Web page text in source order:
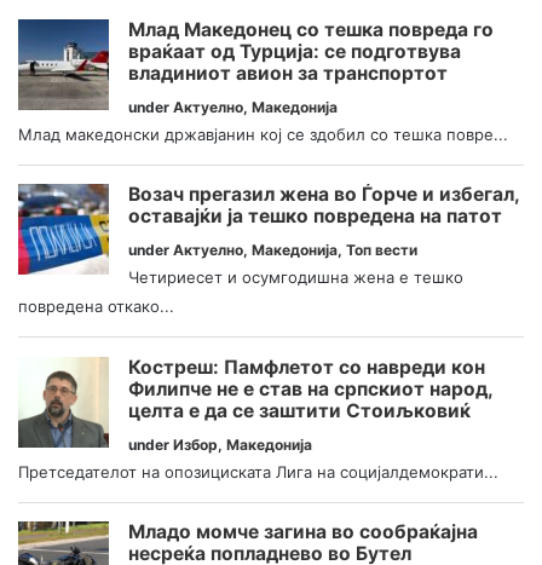
Млад Македонец со тешка повреда го
враќаат од Турција: се подготвува
владиниот авион за транспортот
under Актуелно, Македонија
Млад македонски државјанин кој се здобил со тешка повре...
Возач прегазил жена во Ѓорче и избегал,
оставајќи ја тешко повредена на патот
under Актуелно, Македонија, Топ вести
Четириесет и осумгодишна жена е тешко
повредена откако...
Костреш: Памфлетот со навреди кон
Филипче не е став на српскиот народ,
целта е да се заштити Стоиљковиќ
under Избор, Македонија
Претседателот на опозициската Лига на социјалдемократи...
Младо момче загина во сообраќајна
несреќа попладнево во Бутел